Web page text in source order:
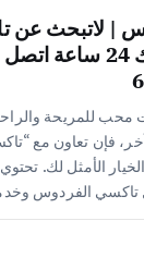
| لاتبحث عن
كثيراً نوفرها لك 24 ساعة اتصل
للمريحة
فإن تعاون مع
الأمثل لك. تحتوي
الفردوس